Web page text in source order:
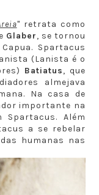
" retrata como
Glaber, se tornou
Spartacus
(Lanista é o
Batiatus, que
almejava
Na casa de
importante na
Além
a se rebelar
humanas nas